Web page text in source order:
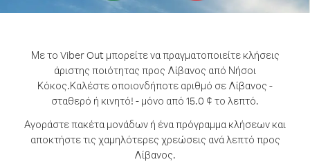
Με το Viber Out μπορείτε να πραγματοποιείτε κλήσεις
άριστης ποιότητας προς Λίβανος από Νήσοι
Κόκος.Καλέστε οποιονδήποτε αριθμό σε Λίβανος -
σταθερό ή κινητό! - μόνο από 15.0 ¢ το λεπτό.
Αγοράστε πακέτα μονάδων ή ένα πρόγραμμα κλήσεων και
αποκτήστε τις χαμηλότερες χρεώσεις ανά λεπτό προς
Λίβανος.